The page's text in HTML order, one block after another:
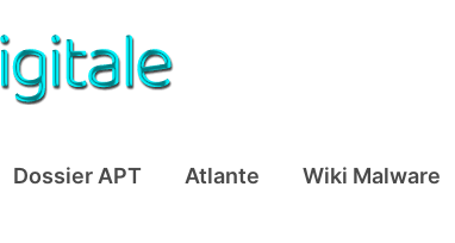
Dossier APT Atlante Wiki Malware